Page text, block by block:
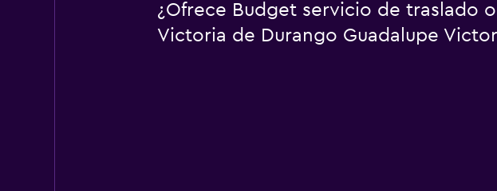
¿Ofrece Budget servicio de traslado
Victoria de Durango Guadalupe